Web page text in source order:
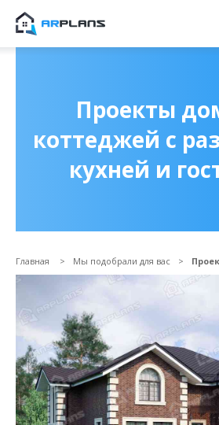
Проекты
коттеджей с
кухней и
Главная Мы подобрали для вас
Прикрепить файл
Согласен на обработку
This site is protected by reCAPTCHA and the Google